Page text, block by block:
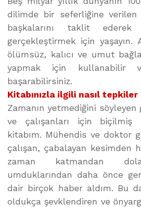
dilimde bir seferliğine verilen
başkalarını taklit ederek
gerçekleştirmek için yaşayın.
ölümsüz, kalıcı ve umut
yapmak için kullanabilir
başarabilirsiniz.
Kitabınızla ilgili nasıl tepkiler
Zamanın yetmediğini
ve çalışanları için
kitabım. Mühendis ve doktor
çalışan, çabalayan kesimden
zaman katmandan
umduklarından daha önce
dair birçok haber aldım. Bu
oldukça şevklendiren ve